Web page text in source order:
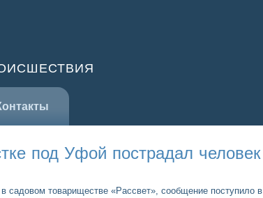
под Уфой пострадал человек
товариществе «Рассвет», сообщение поступило в